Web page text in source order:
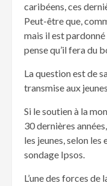
caribéens, ces
Peut-être que,
mais il est pardonné
pense qu’il fera du
La question est de
transmise aux
Si le soutien à la
30 dernières
les jeunes, selon les
sondage Ipsos.
L’une des forces